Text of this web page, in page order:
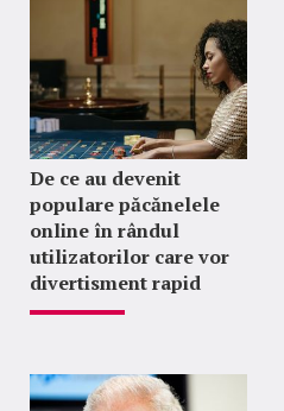
De ce au devenit
populare păcănelele
online în rândul
utilizatorilor care vor
divertisment rapid